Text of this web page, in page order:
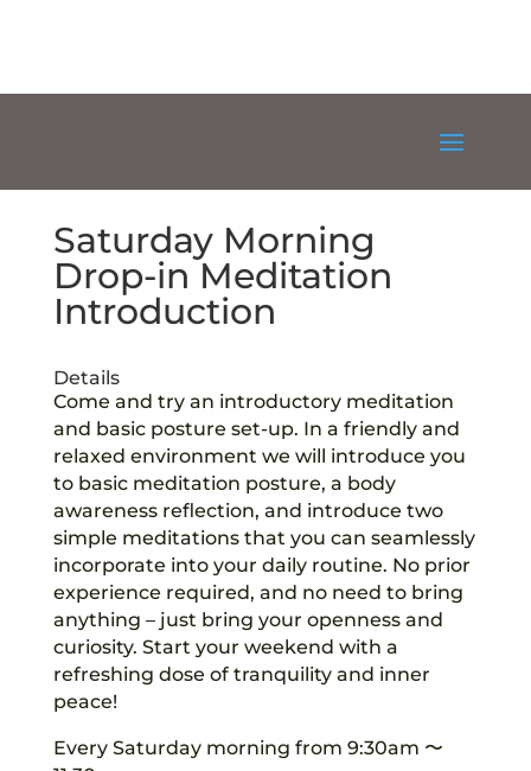
Saturday Morning
Drop-in Meditation
Introduction
Details
Come and try an introductory meditation
and basic posture set-up. In a friendly and
relaxed environment we will introduce you
to basic meditation posture, a body
awareness reflection, and introduce two
simple meditations that you can seamlessly
incorporate into your daily routine. No prior
experience required, and no need to bring
anything – just bring your openness and
curiosity. Start your weekend with a
refreshing dose of tranquility and inner
peace!
Every Saturday morning from 9:30am 〜